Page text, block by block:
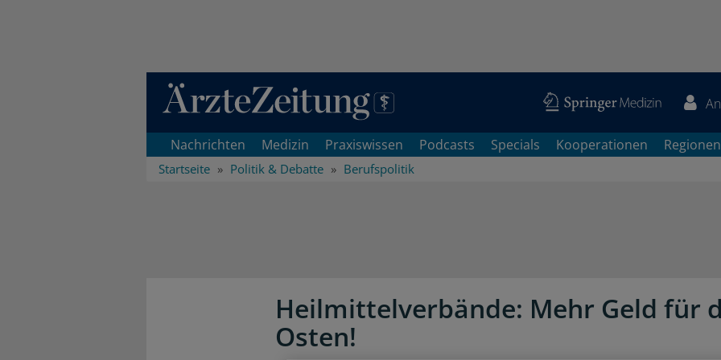
Direkt zum Inhaltsbereich
Nachrichten Medizin Praxiswissen Podcasts Specials Kooperationen Regionen
Startseite Politik & Debatte Berufspolitik
Heilmittelverbände: Mehr Geld für
Osten!